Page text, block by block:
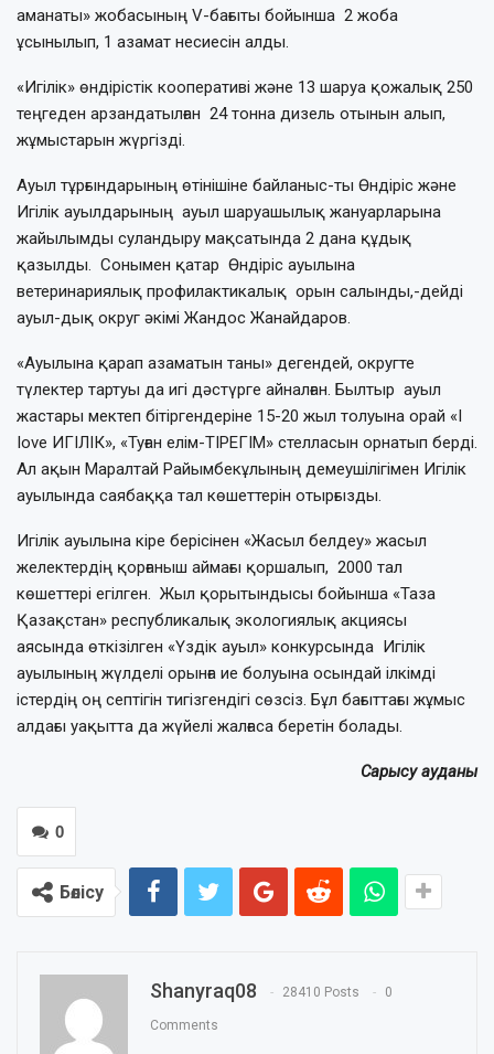
аманаты» жобасының V-бағыты бойынша 2 жоба
ұсынылып, 1 азамат несиесін алды.
«Игілік» өндірістік кооперативі және 13 шаруа қожалық 250
теңгеден арзандатылған 24 тонна дизель отынын алып,
жұмыстарын жүргізді.
Ауыл тұрғындарының өтінішіне байланыс-ты Өндіріс және
Игілік ауылдарының ауыл шаруашылық жануарларына
жайылымды суландыру мақсатында 2 дана құдық
қазылды. Сонымен қатар Өндіріс ауылына
ветеринариялық профилактикалық орын салынды,-дейді
ауыл-дық округ әкімі Жандос Жанайдаров.
«Ауылына қарап азаматын таны» дегендей, округте
түлектер тартуы да игі дәстүрге айналған. Былтыр ауыл
жастары мектеп бітіргендеріне 15-20 жыл толуына орай «I
Iove ИГІЛІК», «Туған елім-ТІРЕГІМ» стелласын орнатып берді.
Ал ақын Маралтай Райымбекұлының демеушілігімен Игілік
ауылында саябаққа тал көшеттерін отырғызды.
Игілік ауылына кіре берісінен «Жасыл белдеу» жасыл
желектердің қорғаныш аймағы қоршалып, 2000 тал
көшеттері егілген. Жыл қорытындысы бойынша «Таза
Қазақстан» республикалық экологиялық акциясы
аясында өткізілген «Үздік ауыл» конкурсында Игілік
ауылының жүлделі орынға ие болуына осындай ілкімді
істердің оң септігін тигізгендігі сөзсіз. Бұл бағыттағы жұмыс
алдағы уақытта да жүйелі жалғаса беретін болады.
Сарысу ауданы
0
Бөлісу
Shanyraq08 28410 Posts 0
Comments